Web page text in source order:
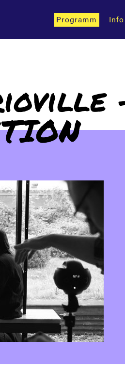
Programm